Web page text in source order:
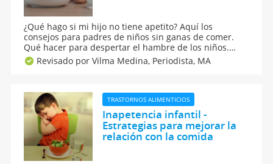
¿Qué hago si mi hijo no tiene apetito? Aquí los
consejos para padres de niños sin ganas de comer.
Qué hacer para despertar el hambre de los niños.
Obligarle a comer un determinado alimento es la
mejor forma de lograr que lo odie para el resto de su
Revisado por Vilma Medina, Periodista, MA
TRASTORNOS ALIMENTICIOS
Inapetencia infantil -
Estrategias para mejorar la
relación con la comida